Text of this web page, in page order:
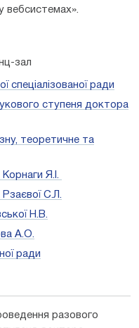
вебсистемах».
зал
спеціалізованої ради
ступеня доктора
теоретичне та
Я.І.
С.Л.
Н.В.
А.О.
ради
разового